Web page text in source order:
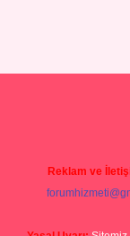
Reklam ve